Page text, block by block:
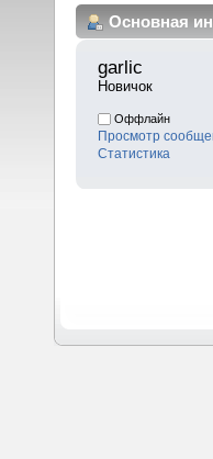
Основная
garlic
Новичок
Оффлайн
Просмотр
Статистика